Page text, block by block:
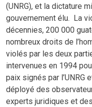
(UNRG), et la dictature
gouvernement élu. La
décennies, 200 000
nombreux droits de
violés par les deux
intervenues en 1994
paix signés par l’UNRG
déployé des
experts juridiques et